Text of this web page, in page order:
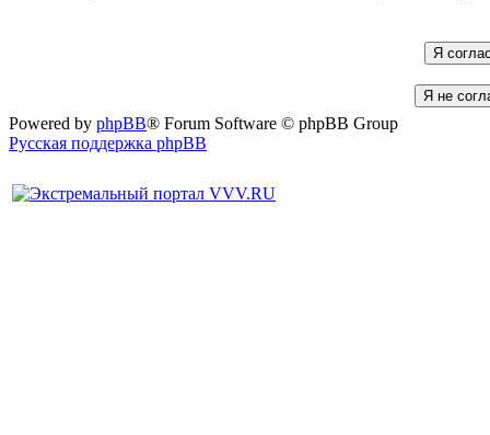
Powered by phpBB® Forum Software © phpBB Group
Русская поддержка phpBB